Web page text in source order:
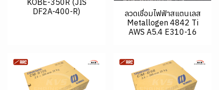
KOBE-350R (JIS
DF2A-400-R)
ลวดเชื่อมไฟฟ้าสแตนเลส
Metallogen 4842 Ti
AWS A5.4 E310-16